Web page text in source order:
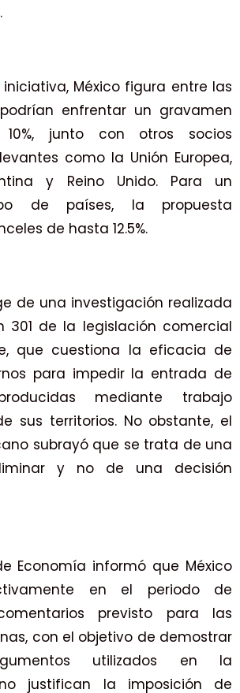
México figura entre las
enfrentar un gravamen
junto con otros socios
como la Unión Europea,
y Reino Unido. Para un
de países, la propuesta
de hasta 12.5%.
de una investigación realizada
301 de la legislación comercial
que cuestiona la eficacia de
para impedir la entrada de
mediante trabajo
sus territorios. No obstante, el
subrayó que se trata de una
y no de una decisión
Economía informó que México
en el periodo de
previsto para las
con el objetivo de demostrar
utilizados en la
justifican la imposición de